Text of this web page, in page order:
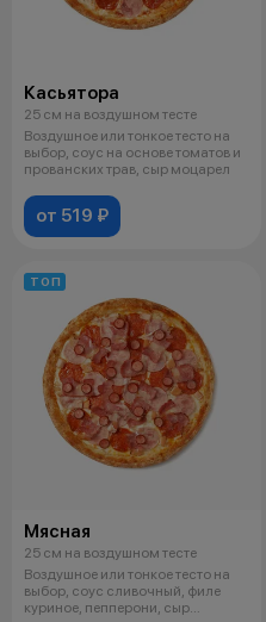
Касьятора
25 см на воздушном тесте
Воздушное или тонкое тесто на
выбор, соус на основе томатов и
прованских трав, сыр моцарел
от 519 ₽
ТОП
Мясная
25 см на воздушном тесте
Воздушное или тонкое тесто на
выбор, соус сливочный, филе
куриное, пепперони, сыр